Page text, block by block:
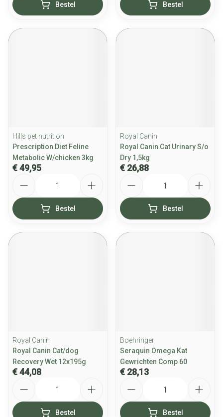
Bestel Bestel
Hills pet nutrition
Prescription Diet Feline
Metabolic W/chicken 3kg
€ 49,95
Bestel
Royal Canin
Royal Canin Cat Urinary S/o
Dry 1,5kg
€ 26,88
Bestel
Royal Canin
Royal Canin Cat/dog
Recovery Wet 12x195g
€ 44,08
Bestel
Boehringer
Seraquin Omega Kat
Gewrichten Comp 60
€ 28,13
Bestel